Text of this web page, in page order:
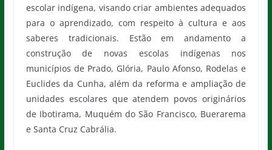
escolar indígena, visando criar ambientes adequados
para o aprendizado, com respeito à cultura e aos
saberes tradicionais. Estão em andamento a
construção de novas escolas indígenas nos
municípios de Prado, Glória, Paulo Afonso, Rodelas e
Euclides da Cunha, além da reforma e ampliação de
unidades escolares que atendem povos originários
de Ibotirama, Muquém do São Francisco, Buerarema
e Santa Cruz Cabrália.